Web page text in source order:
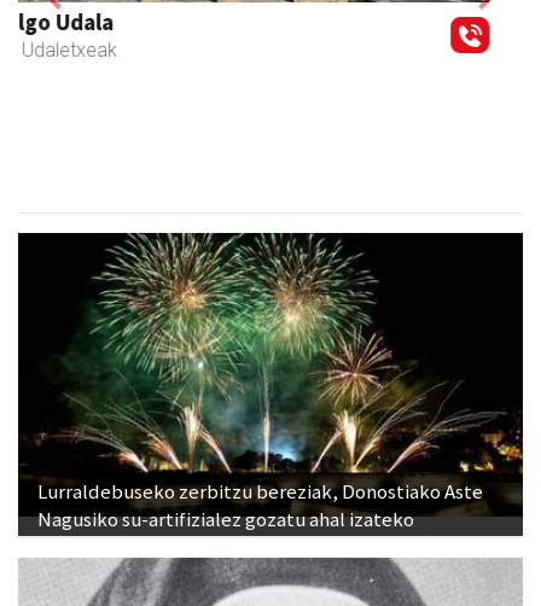
Previous Next
Lurraldebuseko zerbitzu bereziak, Donostiako Aste
Nagusiko su-artifizialez gozatu ahal izateko